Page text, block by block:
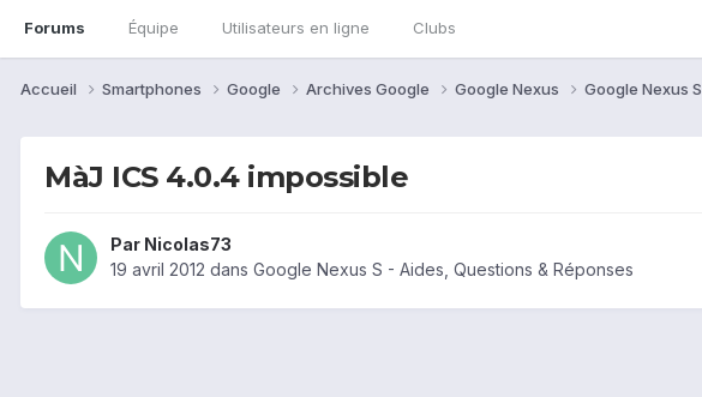
Forums Équipe Utilisateurs en ligne Clubs
Accueil Smartphones Google Archives Google Google Nexus Google Nexus S
MàJ ICS 4.0.4 impossible
Par Nicolas73
19 avril 2012 dans Google Nexus S - Aides, Questions & Réponses